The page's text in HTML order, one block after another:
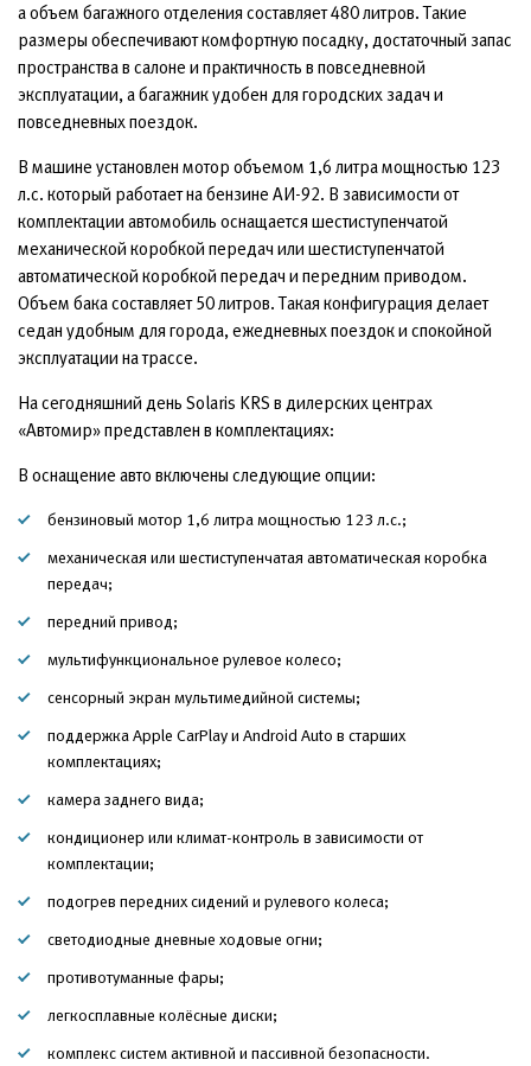
а объем багажного отделения составляет 480 литров. Такие
размеры обеспечивают комфортную посадку, достаточный запас
пространства в салоне и практичность в повседневной
эксплуатации, а багажник удобен для городских задач и
повседневных поездок.
В машине установлен мотор объемом 1,6 литра мощностью 123
л.с. который работает на бензине АИ-92. В зависимости от
комплектации автомобиль оснащается шестиступенчатой
механической коробкой передач или шестиступенчатой
автоматической коробкой передач и передним приводом.
Объем бака составляет 50 литров. Такая конфигурация делает
седан удобным для города, ежедневных поездок и спокойной
эксплуатации на трассе.
На сегодняшний день Solaris KRS в дилерских центрах
«Автомир» представлен в комплектациях:
В оснащение авто включены следующие опции:
бензиновый мотор 1,6 литра мощностью 123 л.с.;
механическая или шестиступенчатая автоматическая коробка
передач;
передний привод;
мультифункциональное рулевое колесо;
сенсорный экран мультимедийной системы;
поддержка Apple CarPlay и Android Auto в старших
комплектациях;
камера заднего вида;
кондиционер или климат-контроль в зависимости от
комплектации;
подогрев передних сидений и рулевого колеса;
светодиодные дневные ходовые огни;
противотуманные фары;
легкосплавные колёсные диски;
комплекс систем активной и пассивной безопасности.